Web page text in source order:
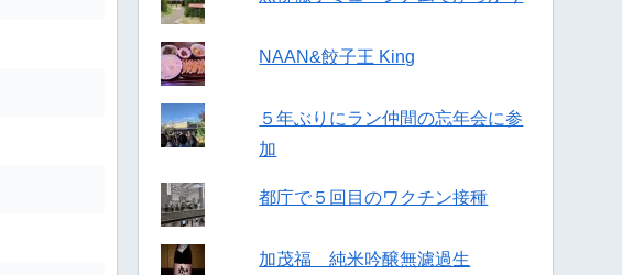
NAAN&餃子王 King
５年ぶりにラン仲間の忘年会に参
加
都庁で５回目のワクチン接種
加茂福 純米吟醸無濾過生